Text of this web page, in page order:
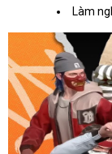
Làm